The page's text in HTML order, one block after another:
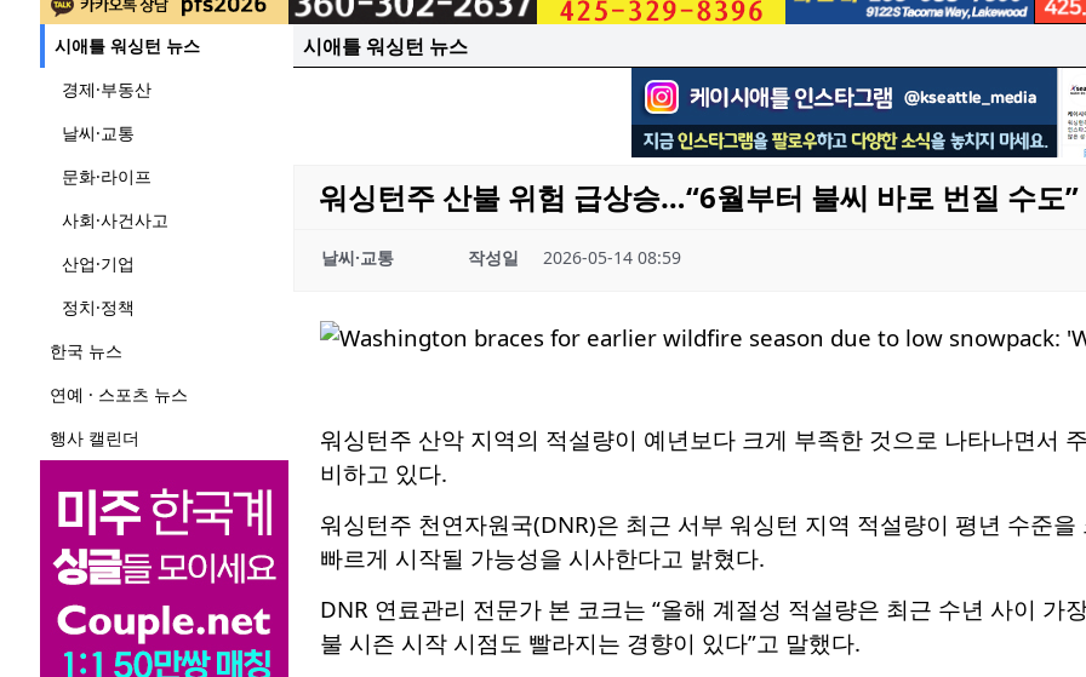
시애틀 워싱턴 뉴스
경제·부동산
날씨·교통
문화·라이프
사회·사건사고
산업·기업
정치·정책
한국 뉴스
연예 · 스포츠 뉴스
행사 캘린더
시애틀 워싱턴 뉴스
워싱턴주 산불 위험 급상승…“6월부터 불씨 바로 번질 수도”
날씨·교통 작성일 2026-05-14 08:59
워싱턴주 산악 지역의 적설량이 예년보다 크게 부족한 것으로 나타나면서
비하고 있다.
워싱턴주 천연자원국(DNR)은 최근 서부 워싱턴 지역 적설량이 평년 수준
빠르게 시작될 가능성을 시사한다고 밝혔다.
DNR 연료관리 전문가 본 코크는 “올해 계절성 적설량은 최근 수년 사이 가
불 시즌 시작 시점도 빨라지는 경향이 있다”고 말했다.